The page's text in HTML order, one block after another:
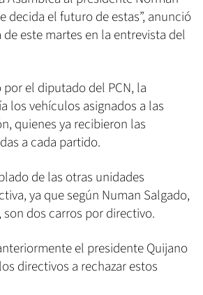
decida el futuro de estas”, anunció
este martes en la entrevista del
el diputado del PCN, la
los vehículos asignados a las
quienes ya recibieron las
a cada partido.
de las otras unidades
ya que según Numan Salgado,
son dos carros por directivo.
el presidente Quijano
directivos a rechazar estos